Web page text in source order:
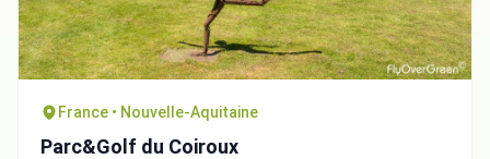
France • Nouvelle-Aquitaine
Parc&Golf du Coiroux
Close